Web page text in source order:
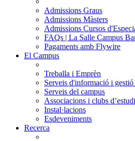
Admissions Graus
Admissions Màsters
Admissions Cursos
FAQs | La Salle Campus
Pagaments amb Flywire
El Campus
Treballa i Emprèn
Serveis d'informació i gestió
Serveis del campus
Associacions i clubs
Instal·lacions
Esdeveniments
Recerca